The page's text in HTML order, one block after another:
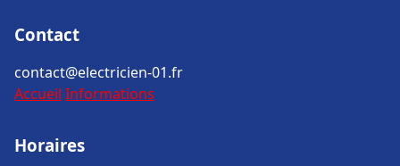
Contact
contact@electricien-01.fr
Accueil Informations
Horaires